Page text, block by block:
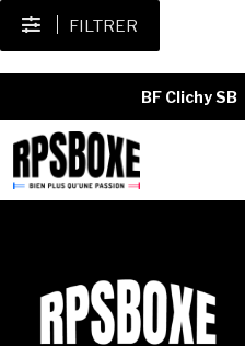
FILTRER
BF Clichy SB